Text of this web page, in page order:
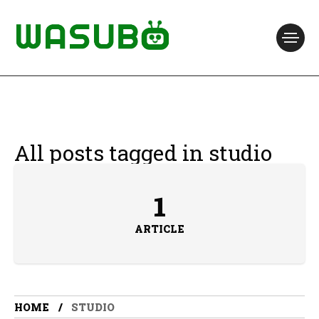
All posts tagged in studio
1
ARTICLE
HOME STUDIO